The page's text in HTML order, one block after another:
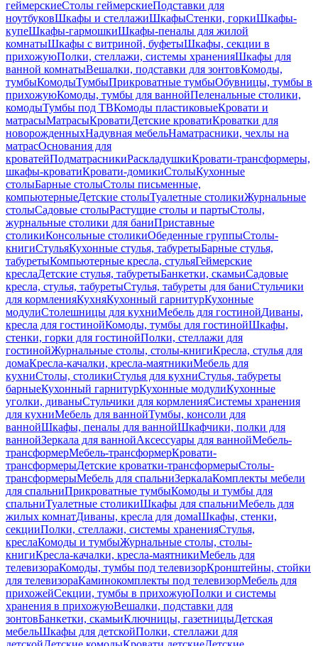
геймерскиеСтолы геймерскиеПодставки для
ноутбуковШкафы и стеллажиШкафыСтенки, горкиШкафы-
купеШкафы-гармошкиШкафы-пеналы для жилой
комнатыШкафы с витриной, буфетыШкафы, секции в
прихожуюПолки, стеллажи, системы храненияШкафы для
ванной комнатыВешалки, подставки для зонтовКомоды,
тумбыКомодыТумбыПрикроватные тумбыОбувницы, тумбы в
прихожуюКомоды, тумбы для ваннойПеленальные столики,
комодыТумбы под ТВКомоды пластиковыеКровати и
матрасыМатрасыКроватиДетские кроватиКроватки для
новорожденныхНадувная мебельНаматрасники, чехлы на
матрасОснования для
кроватейПодматрасникиРаскладушкиКровати-трансформеры,
шкафы-кроватиКровати-домикиСтолыКухонные
столыБарные столыСтолы письменные,
компьютерныеДетские столыТуалетные столикиЖурнальные
столыСадовые столыРастущие столы и партыСтолы,
журнальные столики для баниПриставные
столикиКонсольные столикиОбеденные группыСтолы-
книгиСтульяКухонные стулья, табуретыБарные стулья,
табуретыКомпьютерные кресла, стульяГеймерские
креслаДетские стулья, табуретыБанкетки, скамьиСадовые
кресла, стулья, табуретыСтулья, табуреты для баниСтульчики
для кормленияКухняКухонный гарнитурКухонные
модулиСтолешницы для кухниМебель для гостинойДиваны,
кресла для гостинойКомоды, тумбы для гостинойШкафы,
стенки, горки для гостинойПолки, стеллажи для
гостинойЖурнальные столы, столы-книгиКресла, стулья для
домаКресла-качалки, кресла-маятникиМебель для
кухниСтолы, столикиСтулья для кухниСтулья, табуреты
барныеКухонный гарнитурКухонные модулиКухонные
уголки, диваныСтульчики для кормленияСистемы хранения
для кухниМебель для ваннойТумбы, консоли для
ваннойШкафы, пеналы для ваннойШкафчики, полки для
ваннойЗеркала для ваннойАксессуары для ваннойМебель-
трансформерМебель-трансформерКровати-
трансформерыДетские кроватки-трансформерыСтолы-
трансформерыМебель для спальниЗеркалаКомплекты мебели
для спальниПрикроватные тумбыКомоды и тумбы для
спальниТуалетные столикиШкафы для спальниМебель для
жилых комнатДиваны, кресла для домаШкафы, стенки,
секцииПолки, стеллажи, системы храненияСтулья,
креслаКомоды и тумбыЖурнальные столы, столы-
книгиКресла-качалки, кресла-маятникиМебель для
телевизораКомоды, тумбы под телевизорКронштейны, стойки
для телевизораКаминокомплекты под телевизорМебель для
прихожейСекции, тумбы в прихожуюПолки и системы
хранения в прихожуюВешалки, подставки для
зонтовБанкетки, скамьиКлючницы, газетницыДетская
мебельШкафы для детскойПолки, стеллажи для